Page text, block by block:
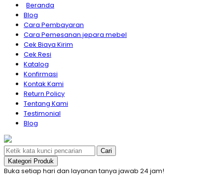
Beranda
Blog
Cara Pembayaran
Cara Pemesanan jepara mebel
Cek Biaya Kirim
Cek Resi
Katalog
Konfirmasi
Kontak Kami
Return Policy
Tentang Kami
Testimonial
Blog
Cari
Kategori Produk
Buka setiap hari dan layanan tanya jawab 24 jam!